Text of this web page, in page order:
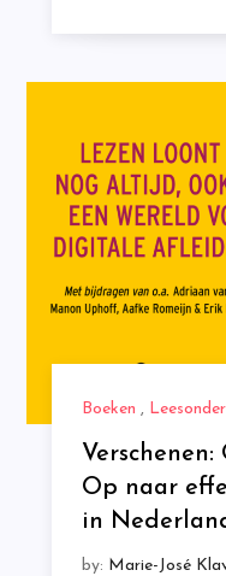
Boeken ,
Op naar
in
by: Marie-José